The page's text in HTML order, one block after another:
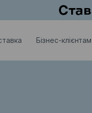
Бізнес-клієнтам